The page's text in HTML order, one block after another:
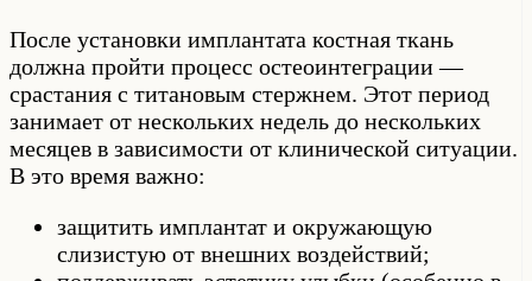
После установки имплантата костная ткань
должна пройти процесс остеоинтеграции —
срастания с титановым стержнем. Этот период
занимает от нескольких недель до нескольких
месяцев в зависимости от клинической ситуации.
В это время важно:
защитить имплантат и окружающую
слизистую от внешних воздействий;